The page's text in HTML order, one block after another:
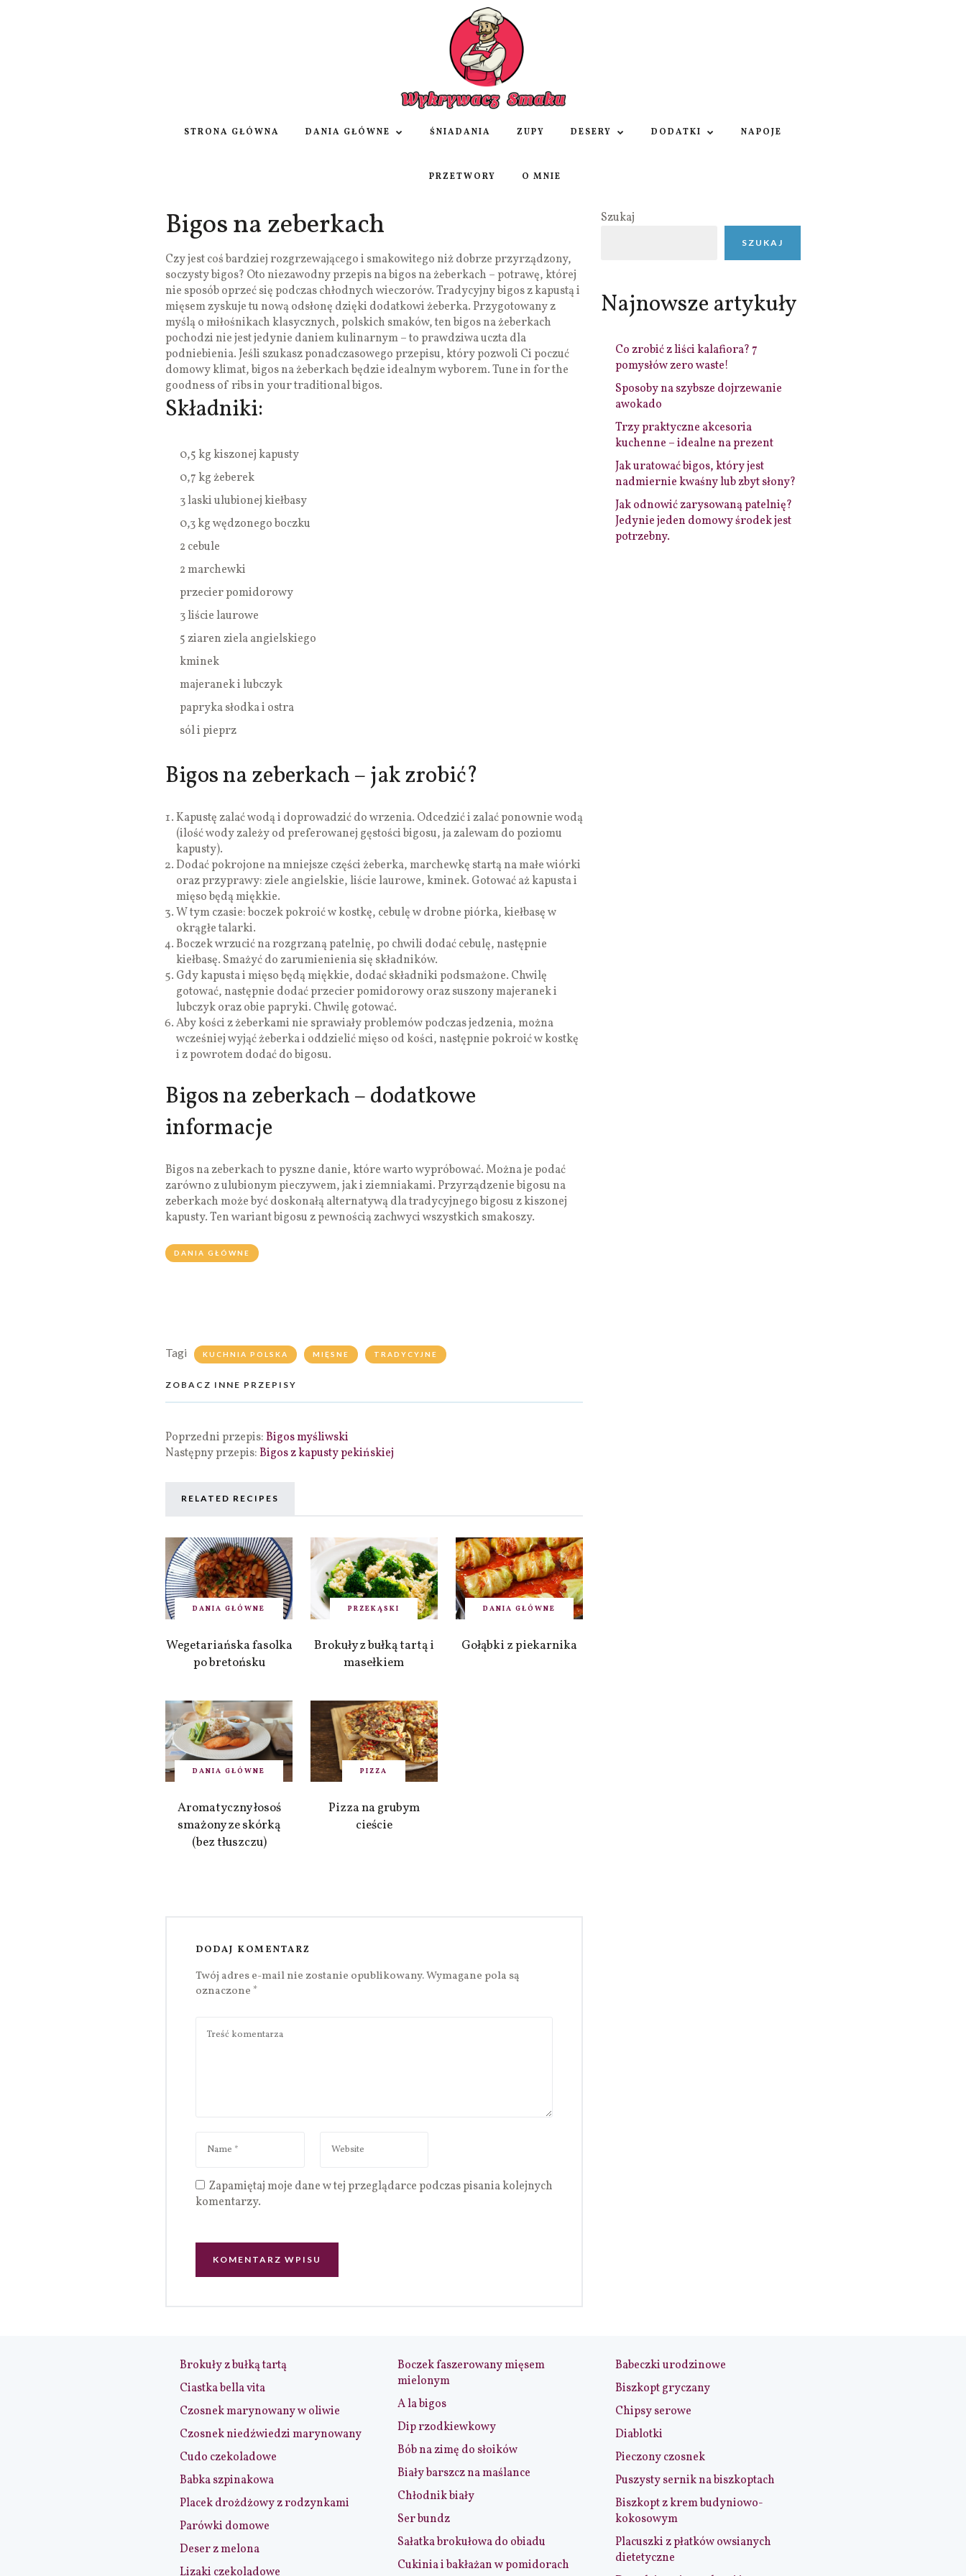
STRONA GŁÓWNA DANIA GŁÓWNE ŚNIADANIA ZUPY DESERY DODATKI NAPOJE
PRZETWORY O MNIE
Bigos na zeberkach
Czy jest coś bardziej rozgrzewającego i smakowitego niż dobrze przyrządzony,
soczysty bigos? Oto niezawodny przepis na bigos na żeberkach – potrawę, której
nie sposób oprzeć się podczas chłodnych wieczorów. Tradycyjny bigos z kapustą i
mięsem zyskuje tu nową odsłonę dzięki dodatkowi żeberka. Przygotowany z
myślą o miłośnikach klasycznych, polskich smaków, ten bigos na żeberkach
pochodzi nie jest jedynie daniem kulinarnym – to prawdziwa uczta dla
podniebienia. Jeśli szukasz ponadczasowego przepisu, który pozwoli Ci poczuć
domowy klimat, bigos na żeberkach będzie idealnym wyborem. Tune in for the
goodness of ribs in your traditional bigos.
Składniki:
0,5 kg kiszonej kapusty
0,7 kg żeberek
3 laski ulubionej kiełbasy
0,3 kg wędzonego boczku
2 cebule
2 marchewki
przecier pomidorowy
3 liście laurowe
5 ziaren ziela angielskiego
kminek
majeranek i lubczyk
papryka słodka i ostra
sól i pieprz
Bigos na zeberkach – jak zrobić?
Kapustę zalać wodą i doprowadzić do wrzenia. Odcedzić i zalać ponownie wodą
(ilość wody zależy od preferowanej gęstości bigosu, ja zalewam do poziomu
kapusty).
Dodać pokrojone na mniejsze części żeberka, marchewkę startą na małe wiórki
oraz przyprawy: ziele angielskie, liście laurowe, kminek. Gotować aż kapusta i
mięso będą miękkie.
W tym czasie: boczek pokroić w kostkę, cebulę w drobne piórka, kiełbasę w
okrągłe talarki.
Boczek wrzucić na rozgrzaną patelnię, po chwili dodać cebulę, następnie
kiełbasę. Smażyć do zarumienienia się składników.
Gdy kapusta i mięso będą miękkie, dodać składniki podsmażone. Chwilę
gotować, następnie dodać przecier pomidorowy oraz suszony majeranek i
lubczyk oraz obie papryki. Chwilę gotować.
Aby kości z żeberkami nie sprawiały problemów podczas jedzenia, można
wcześniej wyjąć żeberka i oddzielić mięso od kości, następnie pokroić w kostkę
i z powrotem dodać do bigosu.
Bigos na zeberkach – dodatkowe
informacje
Bigos na zeberkach to pyszne danie, które warto wypróbować. Można je podać
zarówno z ulubionym pieczywem, jak i ziemniakami. Przyrządzenie bigosu na
zeberkach może być doskonałą alternatywą dla tradycyjnego bigosu z kiszonej
kapusty. Ten wariant bigosu z pewnością zachwyci wszystkich smakoszy.
DANIA GŁÓWNE
Tagi KUCHNIA POLSKA MIĘSNE TRADYCYJNE
ZOBACZ INNE PRZEPISY
Poprzedni przepis:Bigos myśliwski
Następny przepis:Bigos z kapusty pekińskiej
RELATED RECIPES
DANIA GŁÓWNE
Wegetariańska fasolka
po bretońsku
PRZEKĄSKI
Brokuły z bułką tartą i
masełkiem
DANIA GŁÓWNE
Gołąbki z piekarnika
DANIA GŁÓWNE
Aromatyczny łosoś
smażony ze skórką
(bez tłuszczu)
PIZZA
Pizza na grubym
cieście
DODAJ KOMENTARZ
Twój adres e-mail nie zostanie opublikowany.Wymagane pola są
oznaczone *
Zapamiętaj moje dane w tej przeglądarce podczas pisania kolejnych
komentarzy.
Szukaj
SZUKAJ
Najnowsze artykuły
Co zrobić z liści kalafiora? 7
pomysłów zero waste!
Sposoby na szybsze dojrzewanie
awokado
Trzy praktyczne akcesoria
kuchenne – idealne na prezent
Jak uratować bigos, który jest
nadmiernie kwaśny lub zbyt słony?
Jak odnowić zarysowaną patelnię?
Jedynie jeden domowy środek jest
potrzebny.
Brokuły z bułką tartą
Ciastka bella vita
Czosnek marynowany w oliwie
Czosnek niedźwiedzi marynowany
Cudo czekoladowe
Babka szpinakowa
Placek drożdżowy z rodzynkami
Parówki domowe
Deser z melona
Lizaki czekoladowe
Boczek faszerowany mięsem
mielonym
A la bigos
Dip rzodkiewkowy
Bób na zimę do słoików
Biały barszcz na maślance
Chłodnik biały
Ser bundz
Sałatka brokułowa do obiadu
Cukinia i bakłażan w pomidorach
Babeczki urodzinowe
Biszkopt gryczany
Chipsy serowe
Diablotki
Pieczony czosnek
Puszysty sernik na biszkoptach
Biszkopt z krem budyniowo-
kokosowym
Placuszki z płatków owsianych
dietetyczne